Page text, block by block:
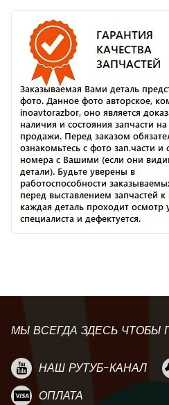
МЫ ВСЕГДА ЗДЕСЬ ЧТОБЫ
НАШ РУТУБ-КАНАЛ
ОПЛАТА